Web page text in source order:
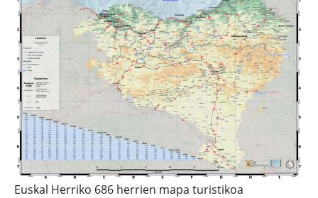
Euskal Herriko 686 herrien mapa turistikoa